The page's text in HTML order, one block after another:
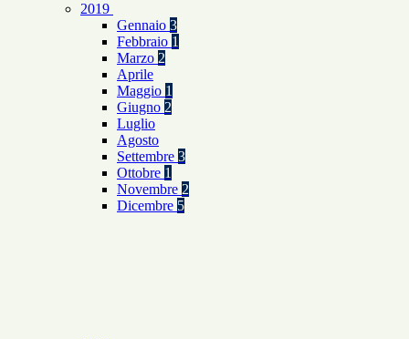
2019
Gennaio 3
Febbraio 1
Marzo 2
Aprile
Maggio 1
Giugno 2
Luglio
Agosto
Settembre 3
Ottobre 1
Novembre 2
Dicembre 5